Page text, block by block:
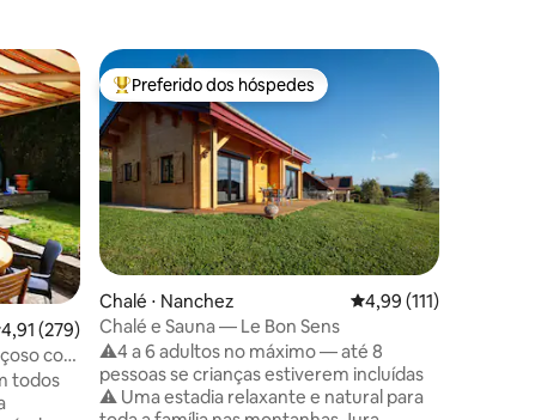
de uma avaliação média de 5, 279 avaliações
4,91 (279)
com
todos
Entre os melhores preferidos dos hóspedes
Preferido dos hóspedes
Chalé ⋅ Nanchez 4,99 de uma avaliação
4,99 (111)
Chalé e Sauna — Le Bon Sens
⚠️4 a 6 adultos no máximo — até 8
pessoas se crianças estiverem incluídas
⚠️ Uma estadia relaxante e natural para